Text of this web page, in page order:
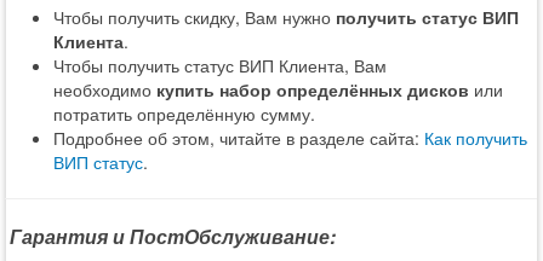
Чтобы получить скидку, Вам нужно получить статус ВИП
Клиента.
Чтобы получить статус ВИП Клиента, Вам
необходимо купить набор определённых дисков или
потратить определённую сумму.
Подробнее об этом, читайте в разделе сайта: Как получить
ВИП статус.
Гарантия и ПостОбслуживание: